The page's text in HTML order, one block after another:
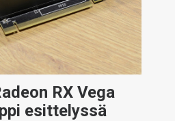
RX Vega
esittelyssä